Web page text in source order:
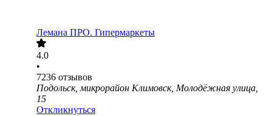
Лемана ПРО. Гипермаркеты
4.0
•
7236 отзывов
Подольск, микрорайон Климовск, Молодёжная улица,
15
Откликнуться